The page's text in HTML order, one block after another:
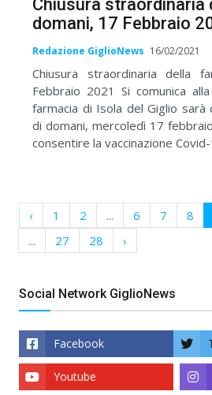
Chiusura straordinaria
domani, 17 Febbraio
Redazione GiglioNews 16/02/2021
Chiusura straordinaria della
Febbraio 2021 Si comunica
farmacia di Isola del Giglio sarà
di domani, mercoledì 17
consentire la vaccinazione
‹ 1 2 ... 6 7 8
...
27 28 ›
Social Network GiglioNews
Facebook
Youtube